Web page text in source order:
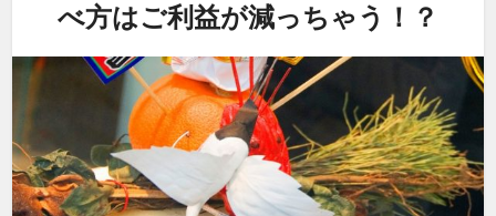
べ方はご利益が減っちゃう！？